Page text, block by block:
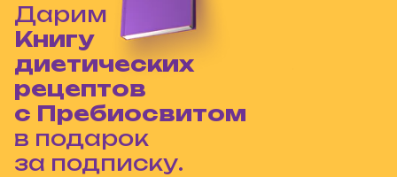
Дарим
Книгу
диетических
рецептов
с Пребиосвитом
в подарок
за подписку.